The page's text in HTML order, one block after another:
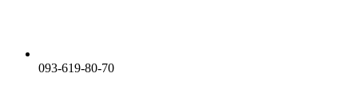
093-619-80-70